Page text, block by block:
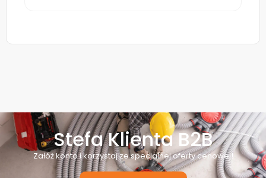
Stefa Klienta B2B
Załóż konto i korzystaj ze specjalnej oferty cenowej!